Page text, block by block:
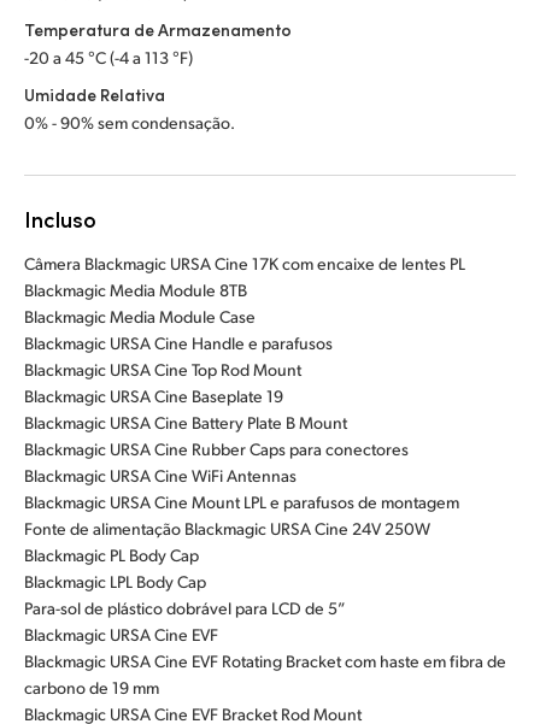
Temperatura de Armazenamento
-20 a 45 °C (-4 a 113 °F)
Umidade Relativa
0% - 90% sem condensação.
Incluso
Câmera Blackmagic URSA Cine 17K com encaixe de lentes PL
Blackmagic Media Module 8TB
Blackmagic Media Module Case
Blackmagic URSA Cine Handle e parafusos
Blackmagic URSA Cine Top Rod Mount
Blackmagic URSA Cine Baseplate 19
Blackmagic URSA Cine Battery Plate B Mount
Blackmagic URSA Cine Rubber Caps para conectores
Blackmagic URSA Cine WiFi Antennas
Blackmagic URSA Cine Mount LPL e parafusos de montagem
Fonte de alimentação Blackmagic URSA Cine 24V 250W
Blackmagic PL Body Cap
Blackmagic LPL Body Cap
Para-sol de plástico dobrável para LCD de 5”
Blackmagic URSA Cine EVF
Blackmagic URSA Cine EVF Rotating Bracket com haste em fibra de
carbono de 19 mm
Blackmagic URSA Cine EVF Bracket Rod Mount